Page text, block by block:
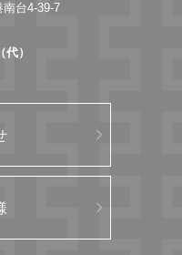
台4-39-7
（代）